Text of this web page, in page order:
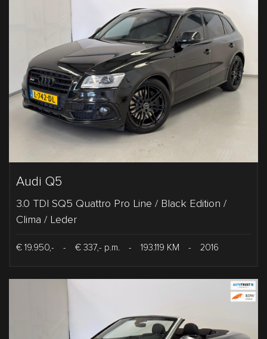
Audi Q5
3.0 TDI SQ5 Quattro Pro Line / Black Edition /
Clima / Leder
€ 19.950,- - € 337,- p.m. - 193.119 KM - 2016